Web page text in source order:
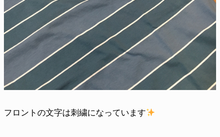
フロントの文字は刺繍になっています